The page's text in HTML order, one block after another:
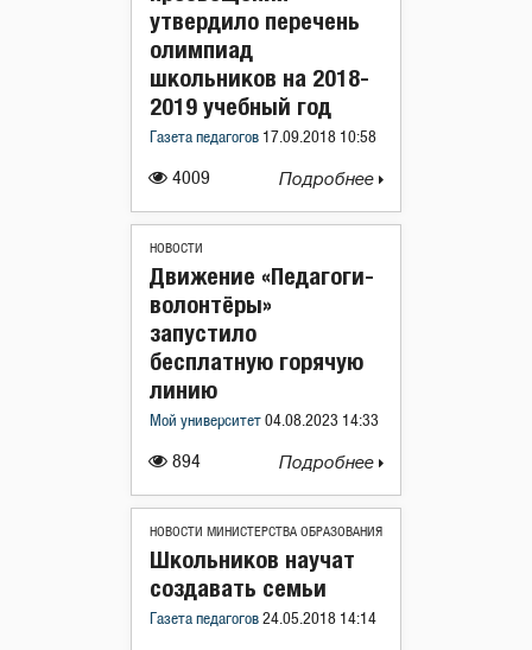
4009
утвердило перечень
олимпиад
школьников на 2018-
2019 учебный год
Газета педагогов 17.09.2018 10:58
Подробнее
НОВОСТИ
894
Движение «Педагоги-
волонтёры»
запустило
бесплатную горячую
линию
Мой университет 04.08.2023 14:33
Подробнее
НОВОСТИ МИНИСТЕРСТВА ОБРАЗОВАНИЯ
Школьников научат
создавать семьи
Газета педагогов 24.05.2018 14:14